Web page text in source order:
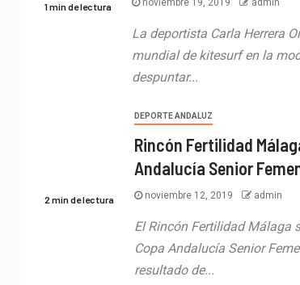
1 min de lectura
La deportista Carla Herrera
mundial de kitesurf en la
despuntar...
2 min de lectura
DEPORTE ANDALUZ
Rincón Fertilidad
Andalucía Senior
noviembre 12, 2019 admin
El Rincón Fertilidad Málaga
Copa Andalucía Senior
resultado de...